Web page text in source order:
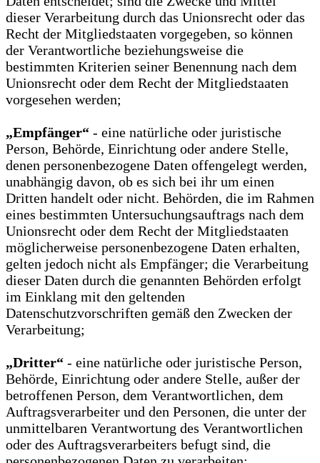
dieser Verarbeitung durch das Unionsrecht oder das
Recht der Mitgliedstaaten vorgegeben, so können
der Verantwortliche beziehungsweise die
bestimmten Kriterien seiner Benennung nach dem
Unionsrecht oder dem Recht der Mitgliedstaaten
vorgesehen werden;
„Empfänger“ - eine natürliche oder juristische
Person, Behörde, Einrichtung oder andere Stelle,
denen personenbezogene Daten offengelegt werden,
unabhängig davon, ob es sich bei ihr um einen
Dritten handelt oder nicht. Behörden, die im Rahmen
eines bestimmten Untersuchungsauftrags nach dem
Unionsrecht oder dem Recht der Mitgliedstaaten
möglicherweise personenbezogene Daten erhalten,
gelten jedoch nicht als Empfänger; die Verarbeitung
dieser Daten durch die genannten Behörden erfolgt
im Einklang mit den geltenden
Datenschutzvorschriften gemäß den Zwecken der
Verarbeitung;
„Dritter“ - eine natürliche oder juristische Person,
Behörde, Einrichtung oder andere Stelle, außer der
betroffenen Person, dem Verantwortlichen, dem
Auftragsverarbeiter und den Personen, die unter der
unmittelbaren Verantwortung des Verantwortlichen
oder des Auftragsverarbeiters befugt sind, die